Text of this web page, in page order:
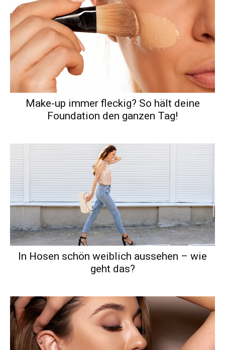
Make-up immer fleckig? So hält deine
Foundation den ganzen Tag!
In Hosen schön weiblich aussehen – wie
geht das?